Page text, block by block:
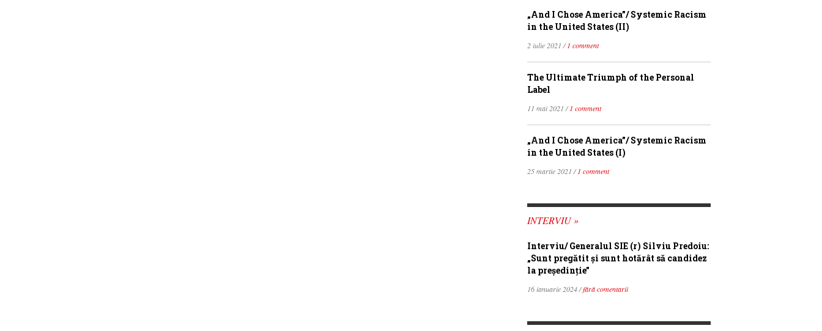
„And I Chose America”/ Systemic Racism
in the United States (II)
2 iulie 2021 /1 comment
The Ultimate Triumph of the Personal
Label
11 mai 2021 /1 comment
„And I Chose America”/ Systemic Racism
in the United States (I)
25 martie 2021 /1 comment
INTERVIU »
Interviu/ Generalul SIE (r) Silviu Predoiu:
„Sunt pregătit și sunt hotărât să candidez
la președinție”
16 ianuarie 2024 /fără comentarii